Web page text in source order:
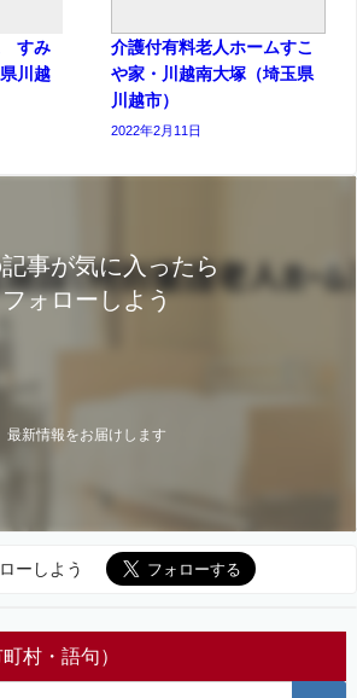
すみ
川越
介護付有料老人ホームすこ
や家・川越南大塚（埼玉県
川越市）
2022年2月11日
事が気に入ったら
フォローしよう
最新情報をお届けします
ーしよう
村・語句）